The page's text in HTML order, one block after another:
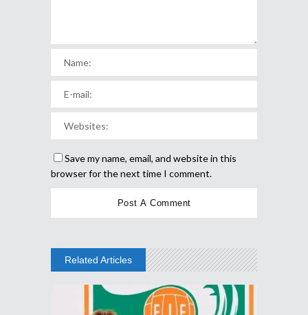
Save my name, email, and website in this
browser for the next time I comment.
Related Articles